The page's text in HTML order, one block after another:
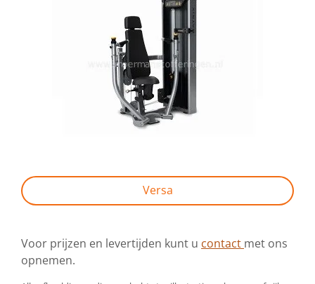
Versa
Voor prijzen en levertijden kunt u contact met ons
opnemen.